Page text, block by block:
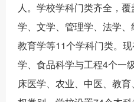
人。学校学科门类齐全，
学、文学、管理学、法学
教育学等11个学科门类。
学、食品科学与工程4个一
床医学、农业、中医、教